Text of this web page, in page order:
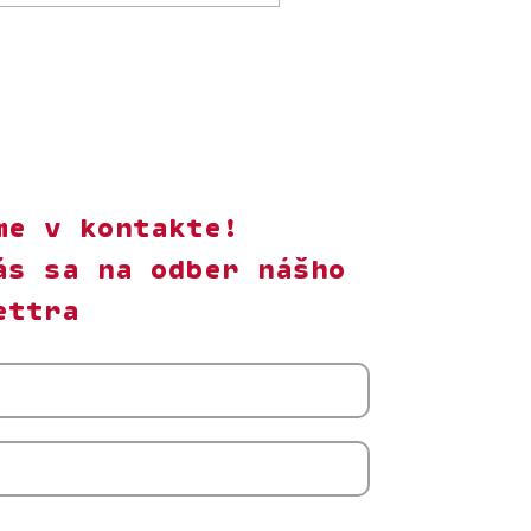
v kontakte!
sa na odber nášho